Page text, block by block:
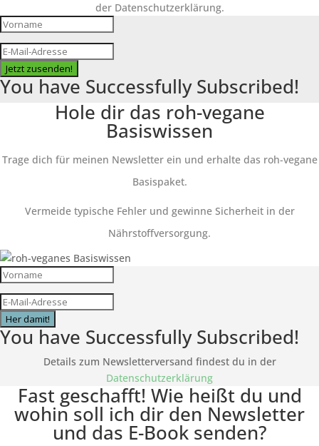
der Datenschutzerklärung.
Jetzt zusenden!
You have Successfully Subscribed!
Hole dir das roh-vegane
Basiswissen
Trage dich für meinen Newsletter ein und erhalte das roh-vegane
Basispaket.
Vermeide typische Fehler und gewinne Sicherheit in der
Nährstoffversorgung.
Her damit!
You have Successfully Subscribed!
Details zum Newsletterversand findest du in der
Datenschutzerklärung
Fast geschafft! Wie heißt du und
wohin soll ich dir den Newsletter
und das E-Book senden?